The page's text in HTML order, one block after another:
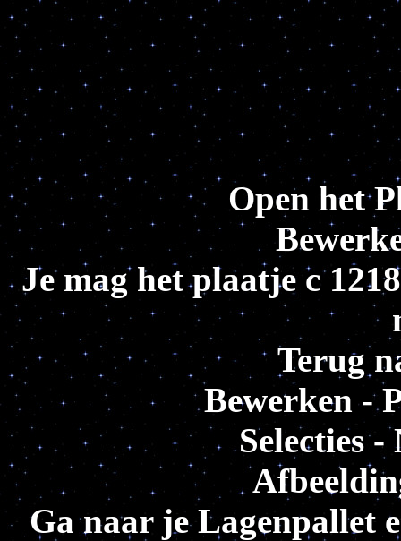
Open het
Je mag het plaatje c
Terug
Bewerken -
Selecties -
Ga naar je Lagenpallet